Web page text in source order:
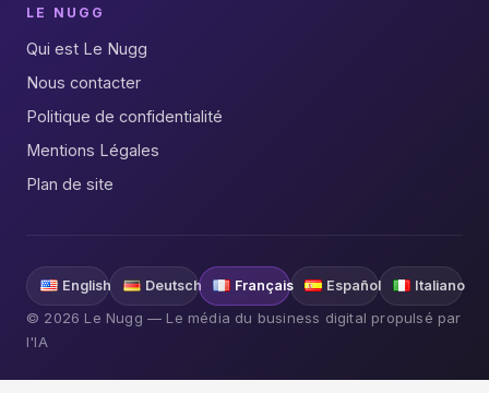
LE NUGG
Qui est Le Nugg
Nous contacter
Politique de confidentialité
Mentions Légales
Plan de site
English Deutsch Français Español Italiano
© 2026 Le Nugg — Le média du business digital propulsé par
l'IA